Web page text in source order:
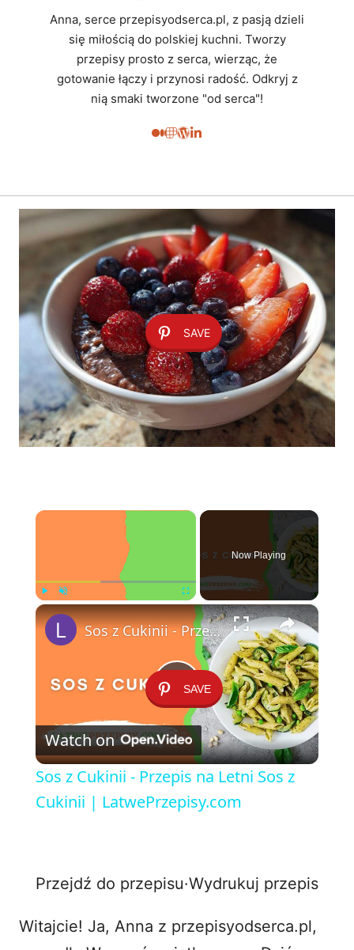
Anna, serce przepisyodserca.pl, z pasją dzieli
się miłością do polskiej kuchni. Tworzy
przepisy prosto z serca, wierząc, że
gotowanie łączy i przynosi radość. Odkryj z
nią smaki tworzone "od serca"!
SAVE
×
Fullscreen
Now Playing
×
SAVE
P
l
a
V
Sos z Cukinii - Przepis na Letni Sos z Cukinii | LatwePrzepisy.com
Watch on
Sos z Cukinii - Przepis na Letni Sos z
Cukinii | LatwePrzepisy.com
Przejdź do przepisu·Wydrukuj przepis
Witajcie! Ja, Anna z przepisyodserca.pl,